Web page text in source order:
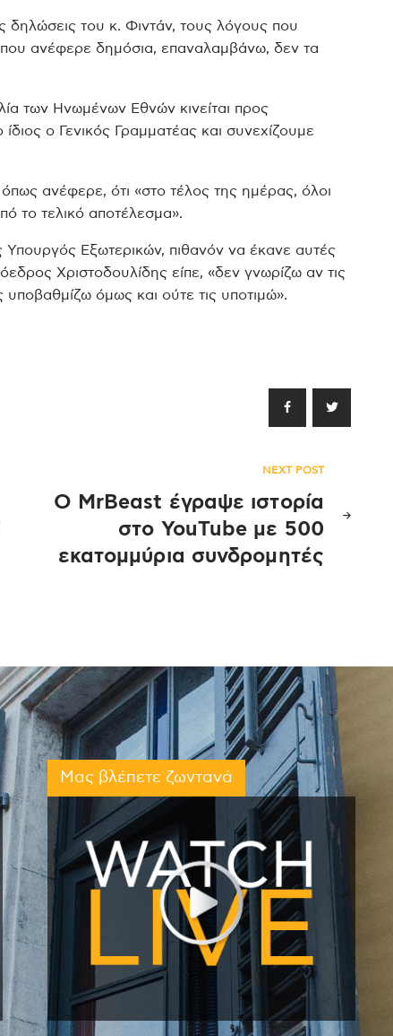
δηλώσεις του κ. Φιντάν, τους λόγους που
ανέφερε δημόσια, επαναλαμβάνω, δεν τα
των Ηνωμένων Εθνών κινείται προς
ο Γενικός Γραμματέας και συνεχίζουμε
ανέφερε, ότι «στο τέλος της ημέρας, όλοι
το τελικό αποτέλεσμα».
Εξωτερικών, πιθανόν να έκανε αυτές
Χριστοδουλίδης είπε, «δεν γνωρίζω αν τις
όμως και ούτε τις υποτιμώ».
NEXT POST
Ο MrBeast έγραψε ιστορία
στο YouTube με 500
εκατομμύρια συνδρομητές
Μας βλέπετε ζωντανά